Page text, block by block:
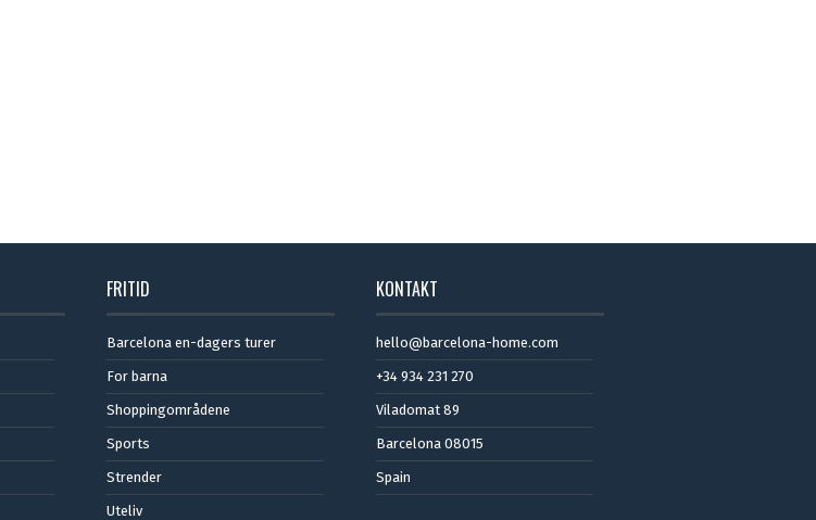
FRITID
Barcelona en-dagers turer
For barna
Shoppingområdene
Sports
Strender
Uteliv
KONTAKT
hello@barcelona-home.com
+34 934 231 270
Viladomat 89
Barcelona 08015
Spain